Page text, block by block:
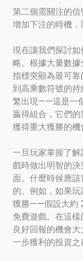
第二個需關注的
增加下注的時機，
現在讓我們探討
略。根據大量數
指標突顯為最可
到高乘數符號的
繁出現——這是一
贏得組合，它們
獲得重大獲勝的機
一旦玩家掌握了
戲時做出明智的
面。什麼時候應
的。例如，如果
獲勝——假設大約
免費遊戲。在這
良好回報的機會
一步獲利的投資之